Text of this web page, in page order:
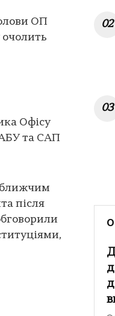
ОП
Офісу
та САП
після